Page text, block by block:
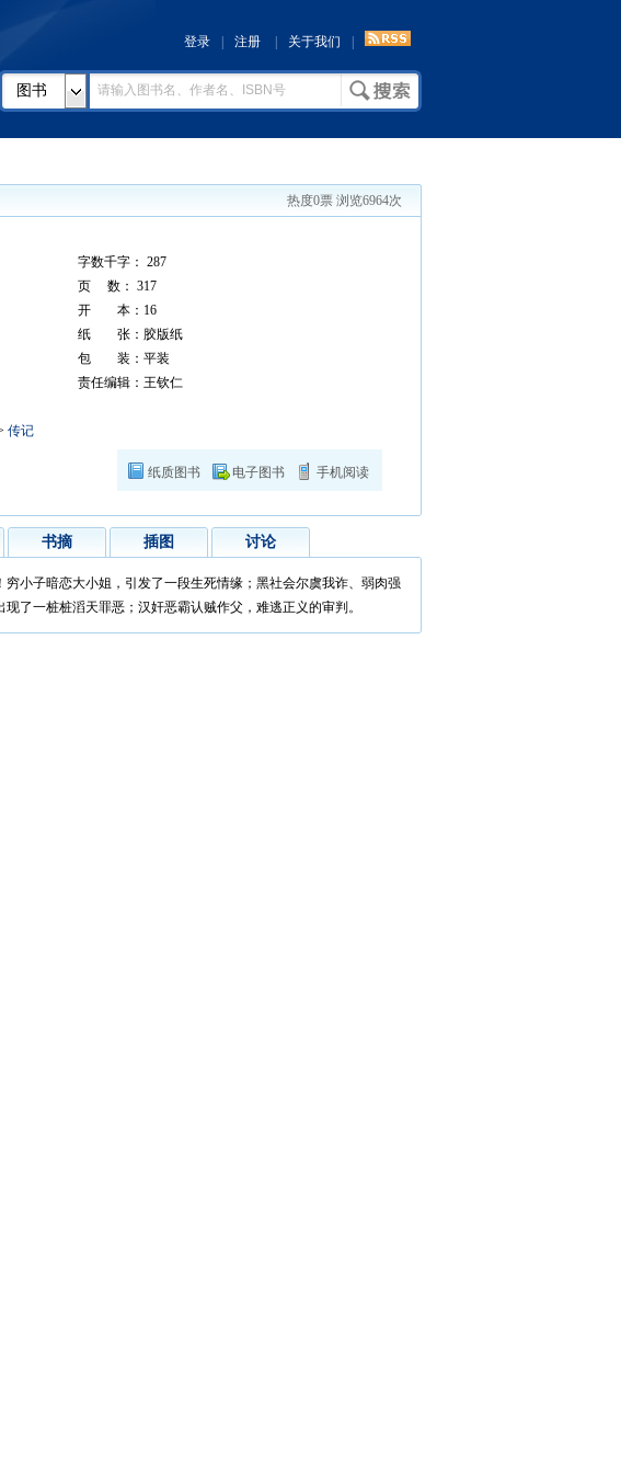
登录 注册 关于我们
图书
热度0票 浏览6964次
纸质图书 电子图书 手机阅读
传记
字数千字： 287
页 数： 317
开 本：16
纸 张：胶版纸
包 装：平装
责任编辑：王钦仁
书摘 插图 讨论
小子暗恋大小姐，引发了一段生死情缘；黑社会尔虞我诈、弱肉强
了一桩桩滔天罪恶；汉奸恶霸认贼作父，难逃正义的审判。